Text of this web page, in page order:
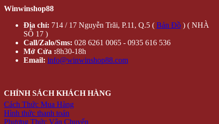
Winwinshop88
Địa chỉ: 714 / 17 Nguyễn Trãi, P.11, Q.5 ( Bản Đồ ) ( NHÀ
SỐ 17 )
Call/Zalo/Sms: 028 6261 0065 - 0935 616 536
Mở Cửa :8h30-18h
Email: info@winwinshop88.com
CHÍNH SÁCH KHÁCH HÀNG
Cách Thức Mua Hàng
Hình thức thanh toán
Phương Thức Vận Chuyển